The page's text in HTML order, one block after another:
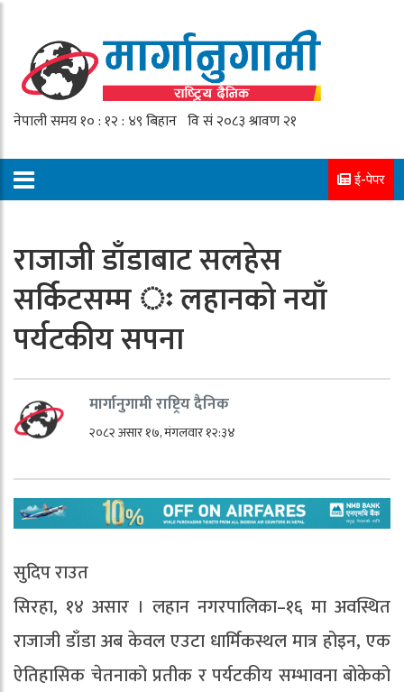
ई-पेपर
राजाजी डाँडाबाट सलहेस
सर्किटसम्म ः लहानको नयाँ
पर्यटकीय सपना
मार्गानुगामी राष्ट्रिय दैनिक
२०८२ असार १७, मंगलवार १२:३४
सुदिप राउत
सिरहा, १४ असार । लहान नगरपालिका–१६ मा अवस्थित
राजाजी डाँडा अब केवल एउटा धार्मिकस्थल मात्र होइन, एक
ऐतिहासिक चेतनाको प्रतीक र पर्यटकीय सम्भावना बोकेको